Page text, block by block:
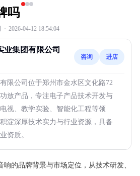
吗
· 2026-04-12 18:54:04
业集团有限公司
咨询 进店
限公司位于郑州市金水区文化路72
放产品，专注电子产品技术开发与
视、教学实验、智能化工程等领
淀深厚技术实力与行业资源，具备
资质。
响的品牌背景与市场定位，从技术研发、